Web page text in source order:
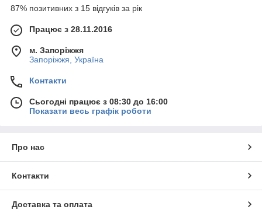
87% позитивних з 15 відгуків за рік
Працює з 28.11.2016
м. Запоріжжя
Запоріжжя, Україна
Контакти
Сьогодні працює з 08:30 до 16:00
Показати весь графік роботи
Про нас
Контакти
Доставка та оплата